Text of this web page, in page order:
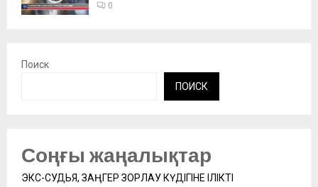
0
Поиск
ПОИСК
Соңғы жаңалықтар
ЭКС-СУДЬЯ, ЗАҢГЕР ЗОРЛАУ КҮДІГІНЕ ІЛІКТІ